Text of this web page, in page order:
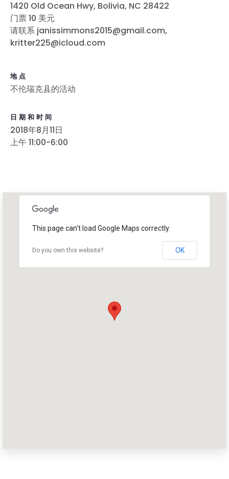
Vote
1420 Old Ocean Hwy, Bolivia, NC 28422
门票 10 美元
请联系 janissimmons2015@gmail.com,
kritter225@icloud.com
地点
不伦瑞克县的活动
日期和时间
2018年8月11日
上午 11:00-6:00
This page can't load Google Maps correctly.
Do you own this website? OK